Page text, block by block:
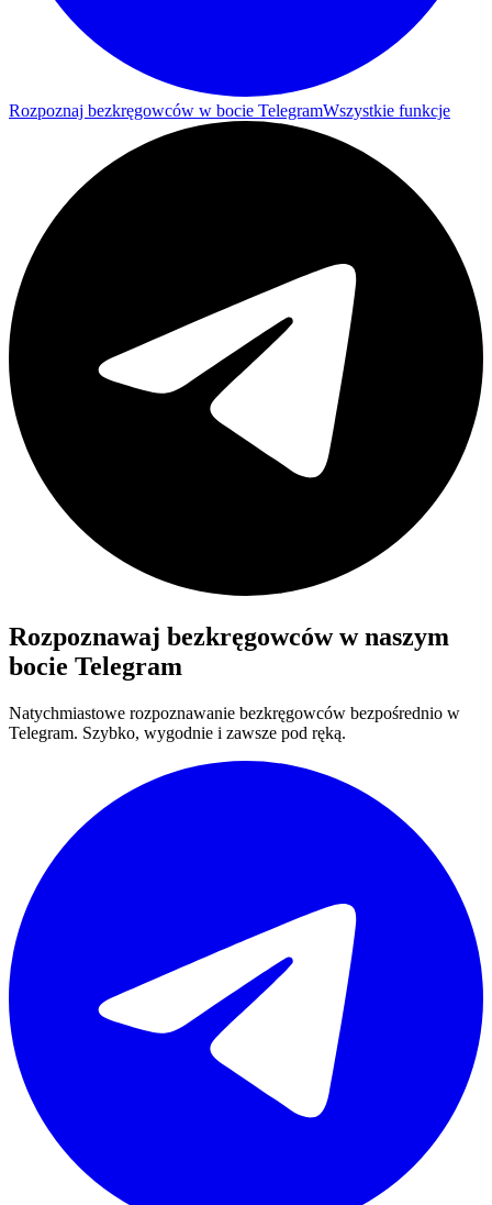
Rozpoznaj bezkręgowców w bocie TelegramWszystkie funkcje
Rozpoznawaj bezkręgowcóww naszym
bocie Telegram
Natychmiastowe rozpoznawanie bezkręgowców bezpośrednio w
Telegram. Szybko, wygodnie i zawsze pod ręką.